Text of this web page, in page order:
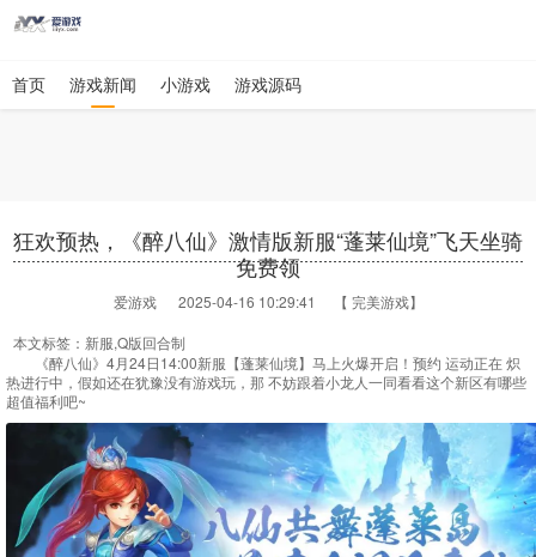
首页 游戏新闻 小游戏 游戏源码
狂欢预热，《醉八仙》激情版新服“蓬莱仙境”飞天坐骑
免费领
爱游戏
2025-04-16 10:29:41 【 完美游戏】
本文标签：新服,Q版回合制
《醉八仙》 4月24日14:00新服【蓬莱仙境】马上火爆开启！预约 运动正在 炽
热进行中，假如还在犹豫没有游戏玩，那 不妨跟着小龙人一同看看这个新区有哪些
超值福利吧~